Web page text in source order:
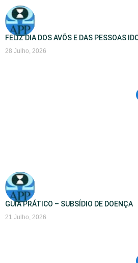
FELIZ DIA DOS AVÕS E DAS PESSOAS
28 Julho, 2026
GUIA PRÁTICO – SUBSÍDIO DE DOENÇA
21 Julho, 2026